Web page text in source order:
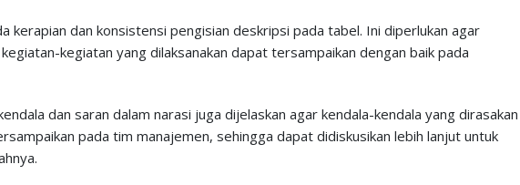
kerapian dan konsistensi pengisian deskripsi pada tabel. Ini diperlukan agar
kegiatan yang dilaksanakan dapat tersampaikan dengan baik pada
dan saran dalam narasi juga dijelaskan agar kendala-kendala yang dirasakan
pada tim manajemen, sehingga dapat didiskusikan lebih lanjut untuk